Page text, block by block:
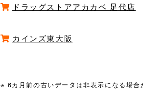
ドラッグストアアカカベ 足代店
カインズ東大阪
※ 6カ月前の古いデータは非表示になる場合